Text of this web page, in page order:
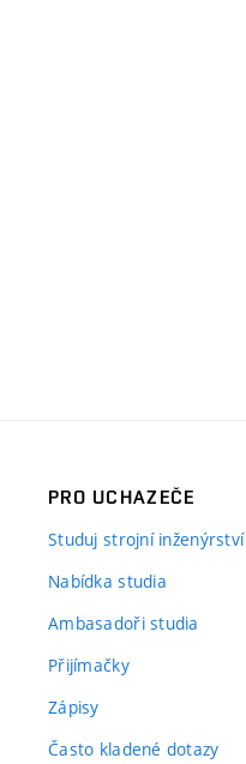
PRO UCHAZEČE
Studuj strojní inženýrství
Nabídka studia
Ambasadoři studia
Přijímačky
Zápisy
Často kladené dotazy